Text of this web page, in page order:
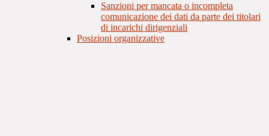
Sanzioni per mancata o incompleta
comunicazione dei dati da parte dei titolari
di incarichi dirigenziali
Posizioni organizzative